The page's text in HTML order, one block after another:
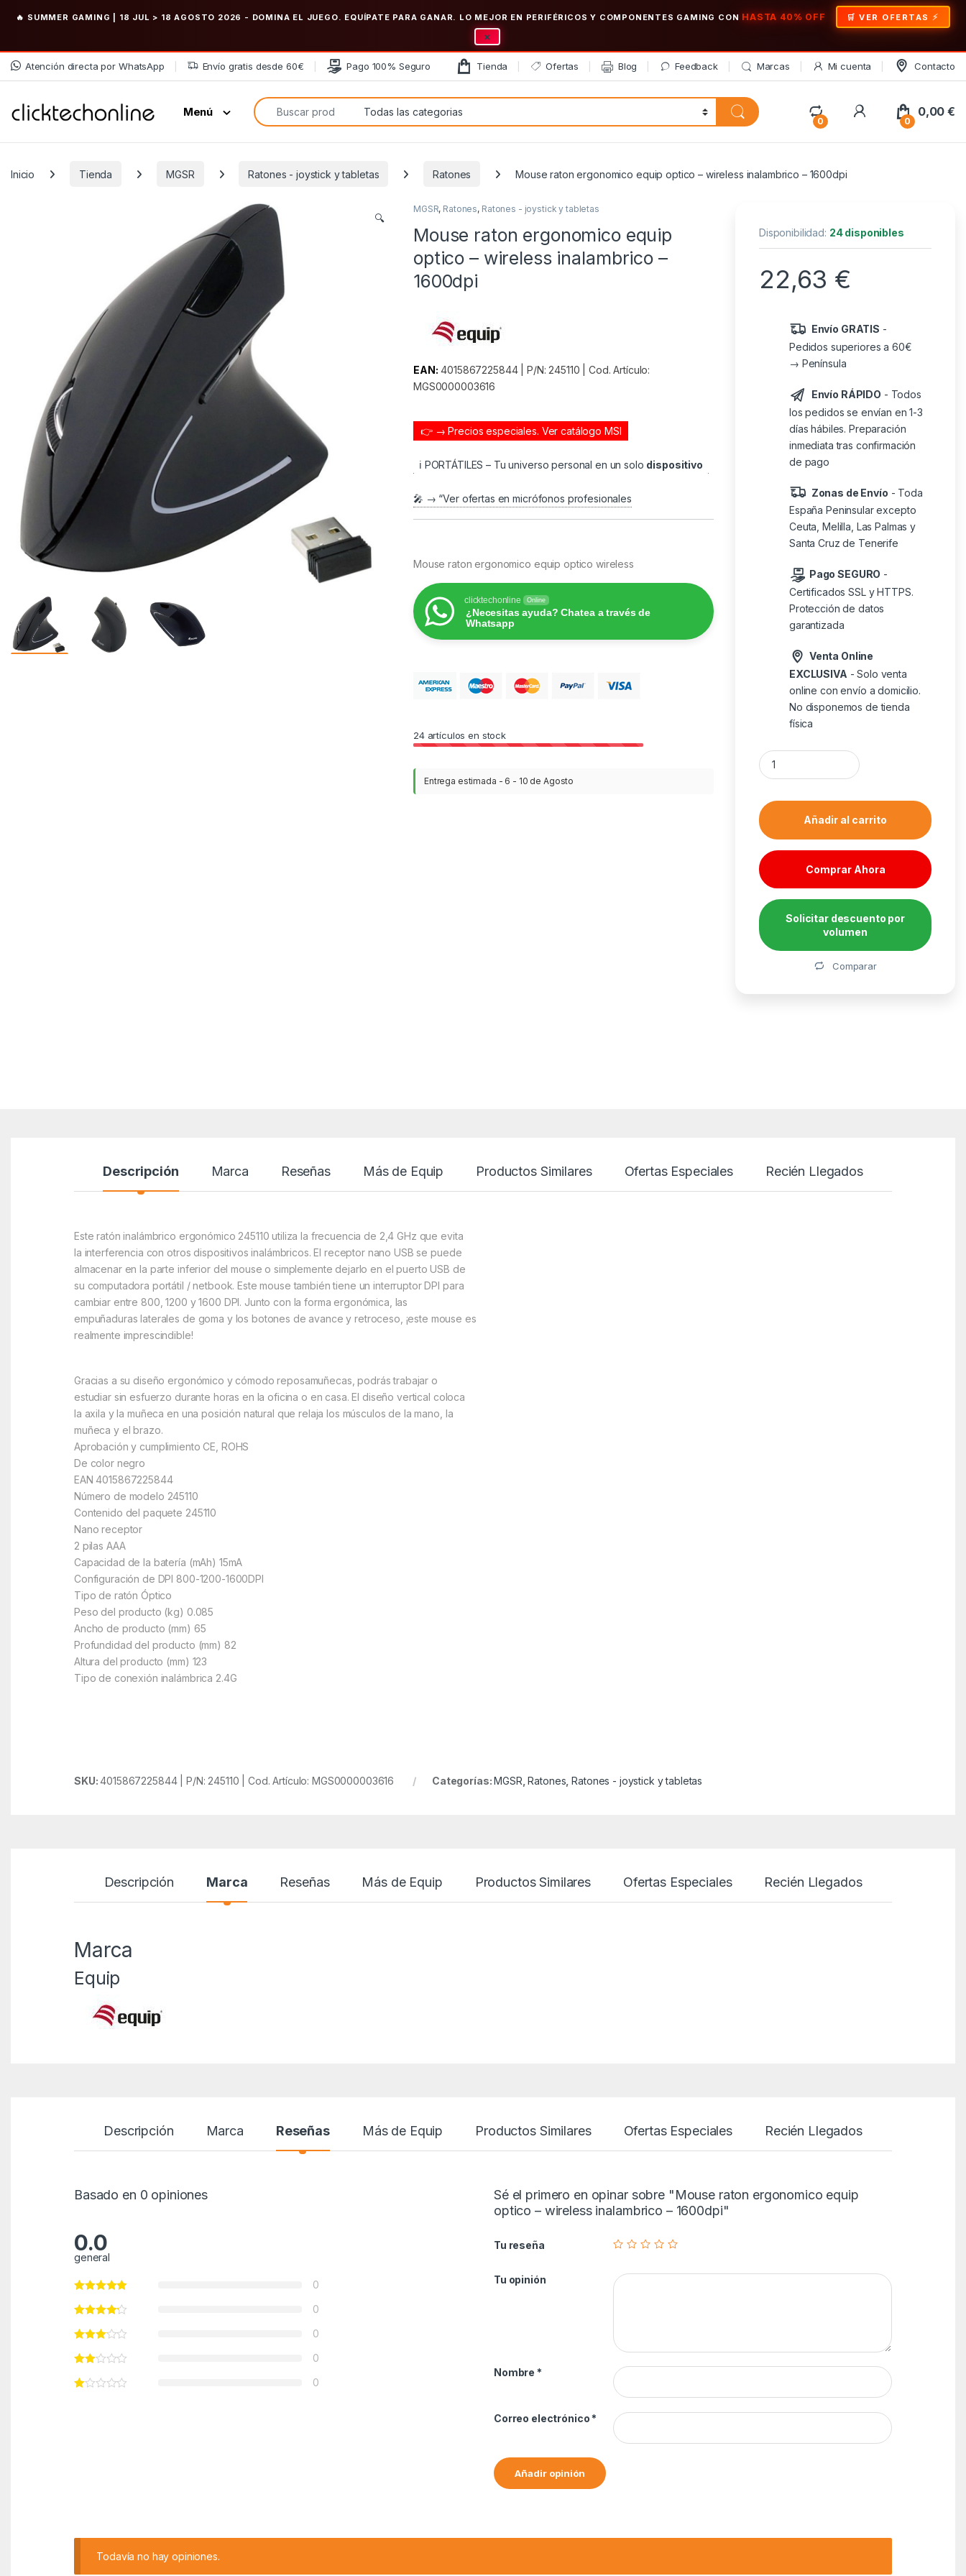
🔥 SUMMER GAMING | 18 JUL > 18 AGOSTO 2026 - DOMINA EL JUEGO. EQUÍPATE PARA GANAR. LO MEJOR EN PERIFÉRICOS Y COMPONENTES GAMING CON HASTA 40% OFF 🛒 VER OFERTAS
×
Saltar a la navegación
Saltar al contenido
Atención directa por WhatsApp Envío gratis desde 60€ Pago 100% Seguro Tienda Ofertas Blog Feedback Marcas Mi cuenta Contacto
Menú
Búsqueda de:
0
My Account
0
0,00€
Inicio Tienda MGSR Ratones - joystick y tabletas Ratones Mouse raton ergonomico equip optico – wireless inalambrico – 1600dpi
🔍
MGSR, Ratones, Ratones - joystick y tabletas
Mouse raton ergonomico equip
optico – wireless inalambrico –
1600dpi
EAN: 4015867225844 | P/N: 245110 | Cod. Artículo:
MGS0000003616
👉 → Precios especiales. Ver catálogo MSI
ℹ️ PORTÁTILES – Tu universo personal en un solo dispositivo
🎤 → “Ver ofertas en micrófonos profesionales
Mouse raton ergonomico equip optico wireless
clicktechonline Online
¿Necesitas ayuda? Chatea a través de
Whatsapp
24artículos en stock
Entrega estimada - 6 - 10 de Agosto
Disponibilidad: 24 disponibles
22,63 €
Envío GRATIS -
Pedidos superiores a 60€
→ Península
Envío RÁPIDO - Todos
los pedidos se envían en 1-3
días hábiles. Preparación
inmediata tras confirmación
de pago
Zonas de Envío - Toda
España Peninsular excepto
Ceuta, Melilla, Las Palmas y
Santa Cruz de Tenerife
Pago SEGURO -
Certificados SSL y HTTPS.
Protección de datos
garantizada
Venta Online
EXCLUSIVA - Solo venta
online con envío a domicilio.
No disponemos de tienda
física
Mouse raton ergonomico equip optico -
Añadir al carrito
Comprar Ahora
Solicitar descuento por
volumen
Comparar
Descripción Marca Reseñas Más de Equip Productos Similares Ofertas Especiales Recién Llegados
Este ratón inalámbrico ergonómico 245110 utiliza la frecuencia de 2,4 GHz que evita
la interferencia con otros dispositivos inalámbricos. El receptor nano USB se puede
almacenar en la parte inferior del mouse o simplemente dejarlo en el puerto USB de
su computadora portátil / netbook. Este mouse también tiene un interruptor DPI para
cambiar entre 800, 1200 y 1600 DPI. Junto con la forma ergonómica, las
empuñaduras laterales de goma y los botones de avance y retroceso, ¡este mouse es
realmente imprescindible!
Gracias a su diseño ergonómico y cómodo reposamuñecas, podrás trabajar o
estudiar sin esfuerzo durante horas en la oficina o en casa. El diseño vertical coloca
la axila y la muñeca en una posición natural que relaja los músculos de la mano, la
muñeca y el brazo.
Aprobación y cumplimiento CE, ROHS
De color negro
EAN 4015867225844
Número de modelo 245110
Contenido del paquete 245110
Nano receptor
2 pilas AAA
Capacidad de la batería (mAh) 15mA
Configuración de DPI 800-1200-1600DPI
Tipo de ratón Óptico
Peso del producto (kg) 0.085
Ancho de producto (mm) 65
Profundidad del producto (mm) 82
Altura del producto (mm) 123
Tipo de conexión inalámbrica 2.4G
SKU:4015867225844 | P/N: 245110 | Cod. Artículo: MGS0000003616 Categorías:MGSR ,Ratones ,Ratones - joystick y tabletas
Descripción Marca Reseñas Más de Equip Productos Similares Ofertas Especiales Recién Llegados
Marca
Equip
Descripción Marca Reseñas Más de Equip Productos Similares Ofertas Especiales Recién Llegados
Basado en 0 opiniones
0.0
general
0
0
0
0
0
Sé el primero en opinar sobre "Mouse raton ergonomico equip
optico – wireless inalambrico – 1600dpi"
Tu reseña
Tu opinión
Nombre *
Correo electrónico *
Todavía no hay opiniones.